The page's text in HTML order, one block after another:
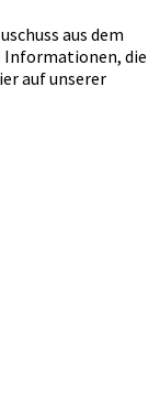
aus dem
Informationen, die
auf unserer